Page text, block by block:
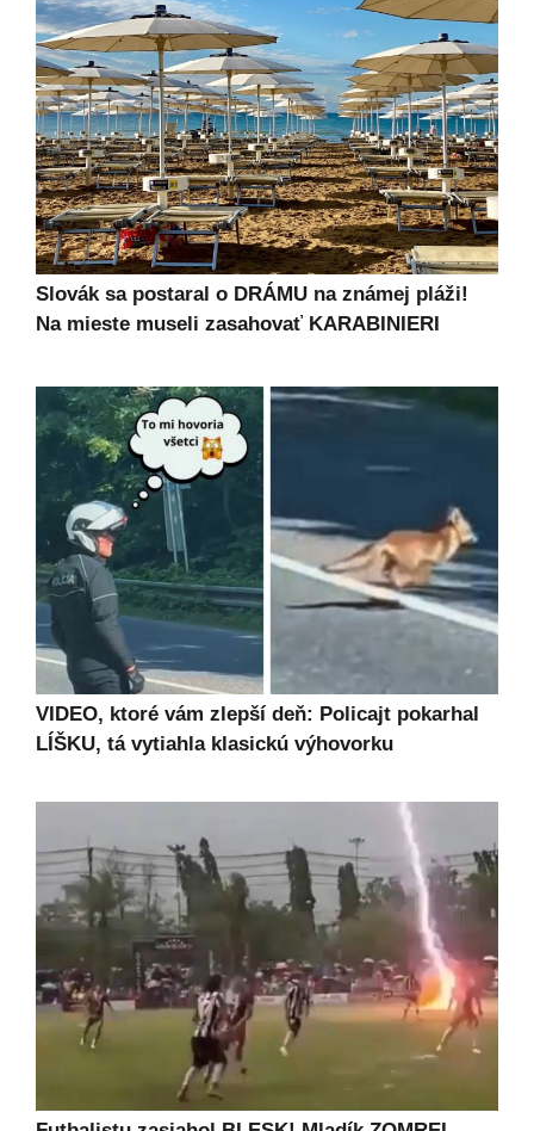
Slovák sa postaral o DRÁMU na známej pláži!
Na mieste museli zasahovať KARABINIERI
VIDEO, ktoré vám zlepší deň: Policajt pokarhal
LÍŠKU, tá vytiahla klasickú výhovorku